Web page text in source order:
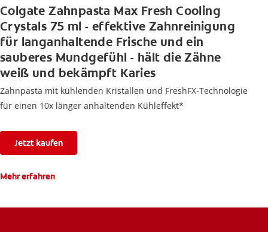
Colgate Zahnpasta Max Fresh Cooling
Crystals 75 ml - effektive Zahnreinigung
für langanhaltende Frische und ein
sauberes Mundgefühl - hält die Zähne
weiß und bekämpft Karies
Zahnpasta mit kühlenden Kristallen und FreshFX-Technologie
für einen 10x länger anhaltenden Kühleffekt*
Jetzt kaufen
Mehr erfahren